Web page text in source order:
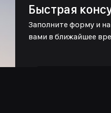
Быстрая
Заполните форму и
вами в ближайшее